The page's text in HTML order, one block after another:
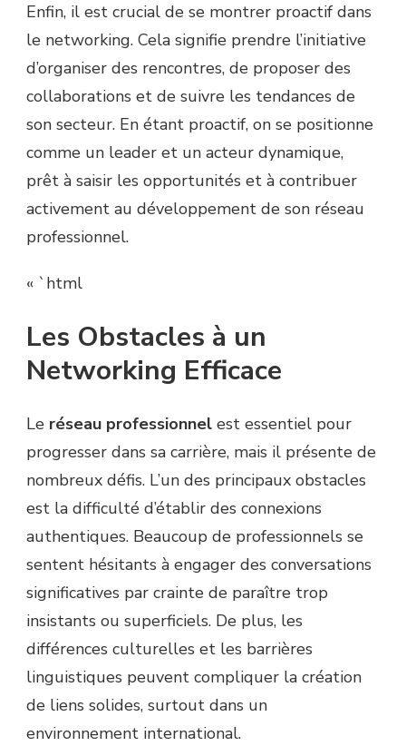
Enfin, il est crucial de se montrer proactif dans
le networking. Cela signifie prendre l’initiative
d’organiser des rencontres, de proposer des
collaborations et de suivre les tendances de
son secteur. En étant proactif, on se positionne
comme un leader et un acteur dynamique,
prêt à saisir les opportunités et à contribuer
activement au développement de son réseau
professionnel.
« `html
Les Obstacles à un
Networking Efficace
Le réseau professionnel est essentiel pour
progresser dans sa carrière, mais il présente de
nombreux défis. L’un des principaux obstacles
est la difficulté d’établir des connexions
authentiques. Beaucoup de professionnels se
sentent hésitants à engager des conversations
significatives par crainte de paraître trop
insistants ou superficiels. De plus, les
différences culturelles et les barrières
linguistiques peuvent compliquer la création
de liens solides, surtout dans un
environnement international.